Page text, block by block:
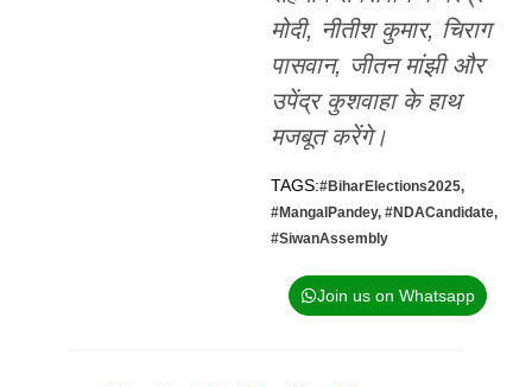
मोदी, नीतीश कुमार, चिराग
पासवान, जीतन मांझी और
उपेंद्र कुशवाहा के हाथ
मजबूत करेंगे।
TAGS:#BiharElections2025,
#MangalPandey, #NDACandidate,
#SiwanAssembly
Join us on Whatsapp